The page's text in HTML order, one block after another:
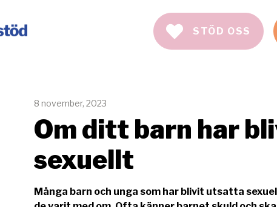
STÖD OSS
8 november, 2023
Om ditt barn har
sexuellt
Många barn och unga som har blivit utsatta